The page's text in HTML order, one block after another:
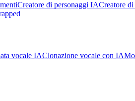
Creatore di personaggi IACreatore
vocale IAClonazione vocale con IA